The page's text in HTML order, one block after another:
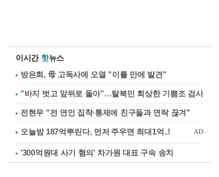
이시간 핫뉴스
방은희, 母 고독사에 오열 "이틀 만에 발견"
"바지 벗고 앞뒤로 돌아"…탈북민 회상한 기쁨조 검사
전현무 "전 연인 집착·통제에 친구들과 연락 끊겨"
'300억원대 사기 혐의' 차가원 대표 구속 송치